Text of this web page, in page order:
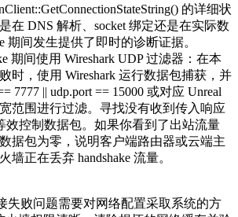
的详细状
在 DNS 解析、socket 绑定还是在实际数
期间发生提供了即时的诊断证据。
期间使用 Wireshark UDP 过滤器 ：在本
时，使用 Wireshark 运行数据包捕获，并
7777 || udp.port == 15000 或对应 Unreal
范围进行过滤。寻找没有收到传入响应
效控制数据包。如果你看到了出站流量
据包为零，说明客户端路由器或云端主
墙正在丢弃 handshake 流量。
失败问题需要对网络配置采取系统的方